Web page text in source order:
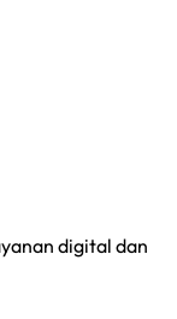
digital dan